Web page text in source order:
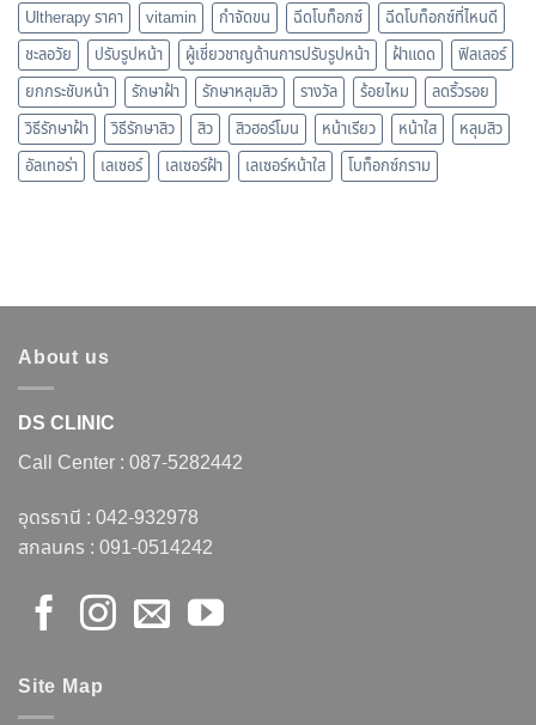
Ultherapy ราคา
vitamin กำจัดขน ฉีดโบท็อกซ์
ฉีดโบท็อกซ์ที่ไหนดี
ชะลอวัย
ปรับรูปหน้า ผู้เชี่ยวชาญด้านการปรับรูปหน้า ฝ้าแดด
ฟิลเลอร์
ยกกระชับหน้า
รักษาฝ้า รักษาหลุมสิว รางวัล ร้อยไหม
ลดริ้วรอย
วิธีรักษาฝ้า
วิธีรักษาสิว สิว สิวฮอร์โมน หน้าเรียว หน้าใส
หลุมสิว
อัลเทอร่า
เลเซอร์ เลเซอร์ฝ้า เลเซอร์หน้าใส โบท็อกซ์กราม
About us
DS CLINIC
Call Center : 087-5282442
อุดรธานี : 042-932978
สกลนคร : 091-0514242
Site Map